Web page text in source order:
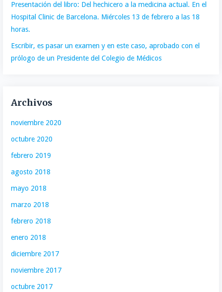
Presentación del libro: Del hechicero a la medicina actual. En el
Hospital Clinic de Barcelona. Miércoles 13 de febrero a las 18
horas.
Escribir, es pasar un examen y en este caso, aprobado con el
prólogo de un Presidente del Colegio de Médicos
Archivos
noviembre 2020
octubre 2020
febrero 2019
agosto 2018
mayo 2018
marzo 2018
febrero 2018
enero 2018
diciembre 2017
noviembre 2017
octubre 2017